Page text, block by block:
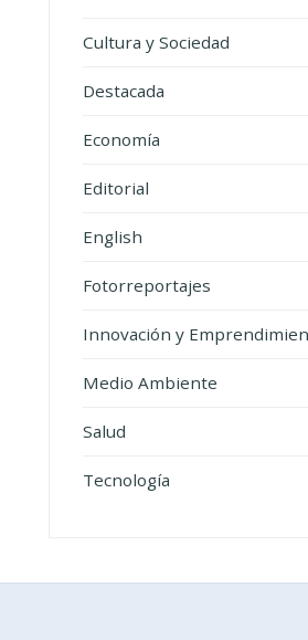
Cultura y Sociedad
Destacada
Economía
Editorial
English
Fotorreportajes
Innovación y
Medio Ambiente
Salud
Tecnología